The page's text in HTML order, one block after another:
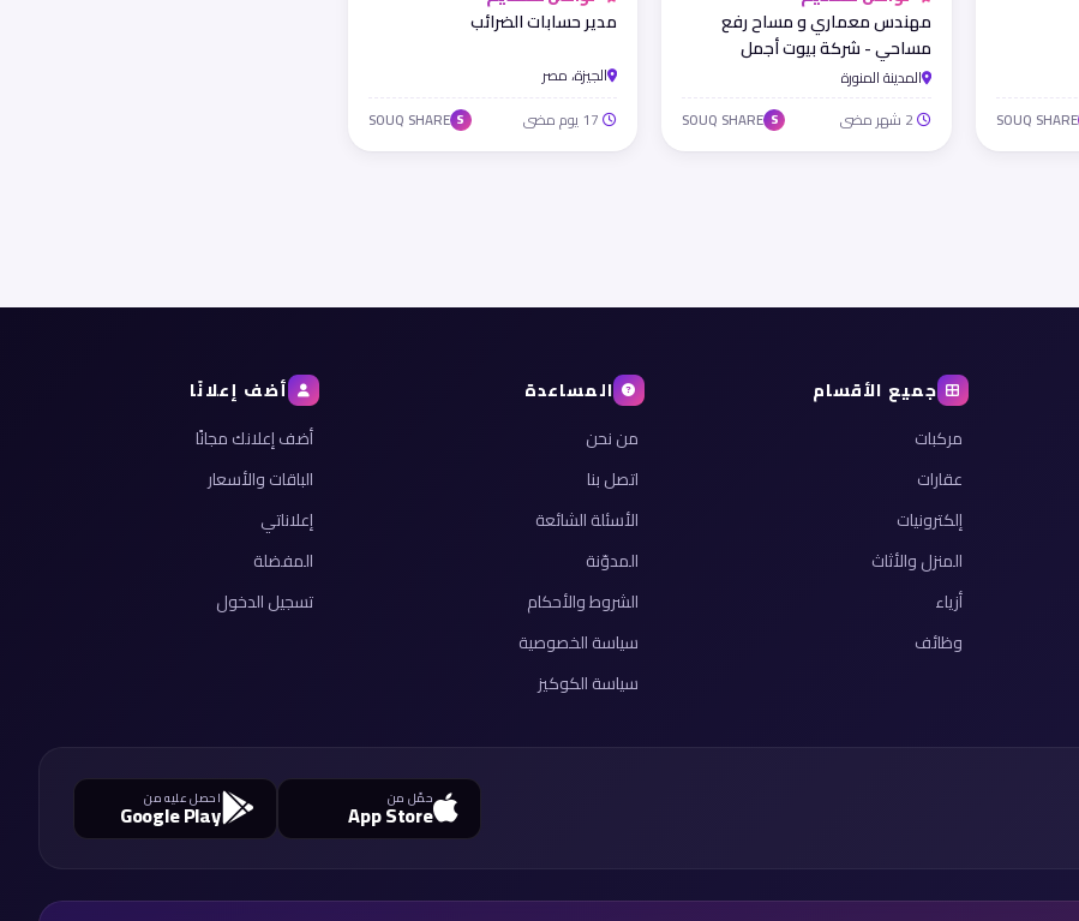
SOUQ SHARE
مهندس معماري و مساح رفع
مساحي - شركة بيوت أجمل
بالمدينة المنورة
المدينة المنورة
S
SOUQ SHARE
مدير حسابات الضرائب
الجيزة، مصر
17 يوم مضى
S
SOUQ SHARE
جميع الأقسام
مركبات
عقارات
إلكترونيات
المنزل والأثاث
أزياء
وظائف
المساعدة
من نحن
اتصل بنا
الأسئلة الشائعة
المدوّنة
الشروط والأحكام
سياسة الخصوصية
سياسة الكوكيز
أضف إعلانًا
أضف إعلانك مجانًا
الباقات والأسعار
إعلاناتي
المفضلة
تسجيل الدخول
حمّل من
App Store احصل عليه من
Google Play